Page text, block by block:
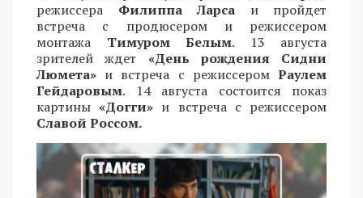
режиссера Филиппа Ларса и пройдет
встреча с продюсером и режиссером
монтажа Тимуром Белым. 13 августа
зрителей ждет «День рождения Сидни
Люмета» и встреча с режиссером Раулем
Гейдаровым. 14 августа состоится показ
картины«Догги» и встреча с режиссером
Славой Россом.